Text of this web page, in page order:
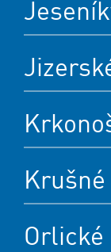
Orlické